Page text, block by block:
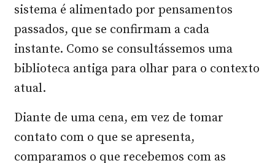
sistema é alimentado por pensamentos
passados, que se confirmam a cada
instante. Como se consultássemos uma
biblioteca antiga para olhar para o contexto
atual.
Diante de uma cena, em vez de tomar
contato com o que se apresenta,
comparamos o que recebemos com as